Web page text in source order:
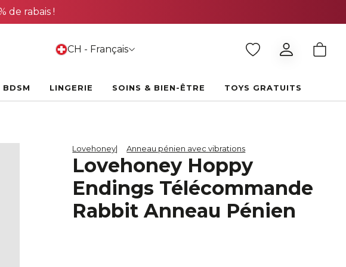
de rabais !
CH - Français
BDSM LINGERIE SOINS & BIEN-ÊTRE TOYS GRATUITS
Lovehoney Anneau pénien avec vibrations
Lovehoney Hoppy
Endings Télécommande
Rabbit Anneau Pénien